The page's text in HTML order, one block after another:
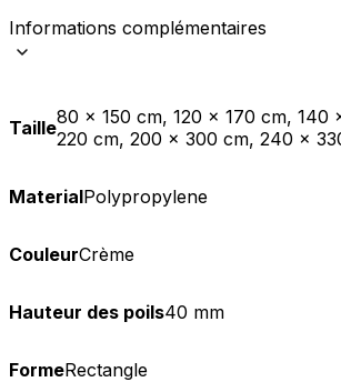
Informations complémentaires
Taille80 x 150 cm, 120 x 170 cm, 140
220 cm, 200 x 300 cm, 240 x
MaterialPolypropylene
CouleurCrème
Hauteur des poils40 mm
FormeRectangle